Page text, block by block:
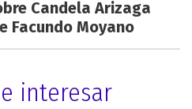
Candela Arizaga
Facundo Moyano
interesar